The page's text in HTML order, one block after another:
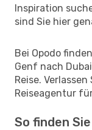
Inspiration
sind Sie hier
Bei Opodo
Genf nach
Reise.
Reiseagentur
So finden